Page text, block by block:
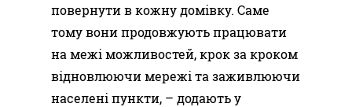
повернути в кожну домівку. Саме
тому вони продовжують працювати
на межі можливостей, крок за кроком
відновлюючи мережі та заживлюючи
населені пункти, – додають у